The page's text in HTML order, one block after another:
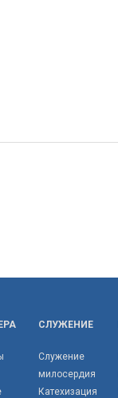
СЛУЖЕНИЕ
Служение
милосердия
Катехизация